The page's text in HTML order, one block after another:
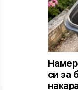
си за